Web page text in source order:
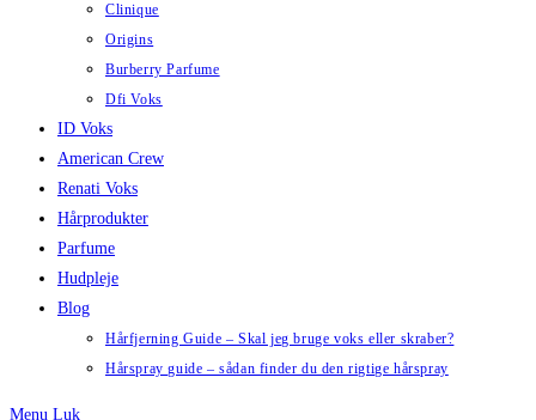
Clinique
Origins
Burberry Parfume
Dfi Voks
ID Voks
American Crew
Renati Voks
Hårprodukter
Parfume
Hudpleje
Blog
Hårfjerning Guide – Skal jeg bruge voks eller skraber?
Hårspray guide – sådan finder du den rigtige hårspray
Menu Luk